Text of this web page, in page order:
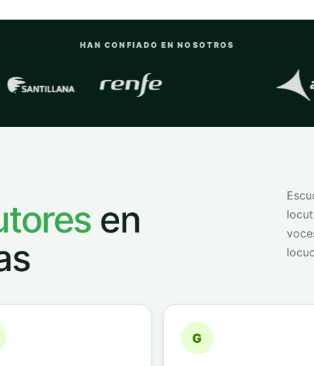
HAN CONFIADO EN NOSOTROS
con las que trabaja
en
G